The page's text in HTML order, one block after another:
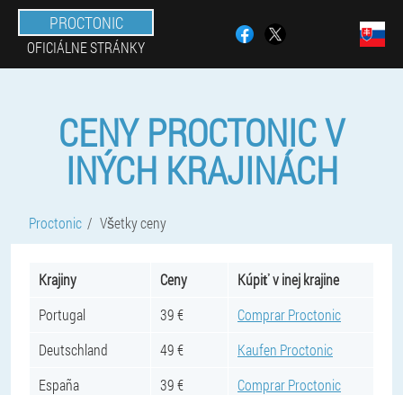
PROCTONIC
OFICIÁLNE STRÁNKY
CENY PROCTONIC V
INÝCH KRAJINÁCH
Proctonic Všetky ceny
Krajiny Ceny
Kúpiť v inej krajine
Portugal
39 €
Comprar Proctonic
Deutschland
49 €
Kaufen Proctonic
España
39 €
Comprar Proctonic